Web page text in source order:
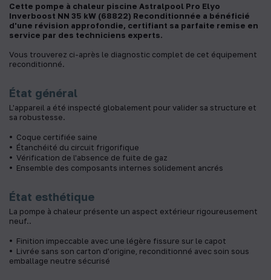
Cette pompe à chaleur piscine Astralpool Pro Elyo
Inverboost NN 35 kW (68822) Reconditionnée a bénéficié
d'une révision approfondie, certifiant sa parfaite remise en
service par des techniciens experts.
Vous trouverez ci-après le diagnostic complet de cet équipement
reconditionné.
État général
L'appareil a été inspecté globalement pour valider sa structure et
sa robustesse.
Coque certifiée saine
Étanchéité du circuit frigorifique
Vérification de l'absence de fuite de gaz
Ensemble des composants internes solidement ancrés
État esthétique
La pompe à chaleur présente un aspect extérieur rigoureusement
neuf..
Finition impeccable avec une légère fissure sur le capot
Livrée sans son carton d'origine, reconditionné avec soin sous
emballage neutre sécurisé